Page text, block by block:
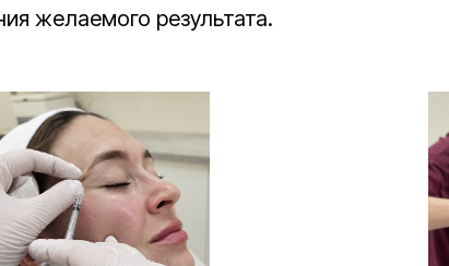
желаемого результата.